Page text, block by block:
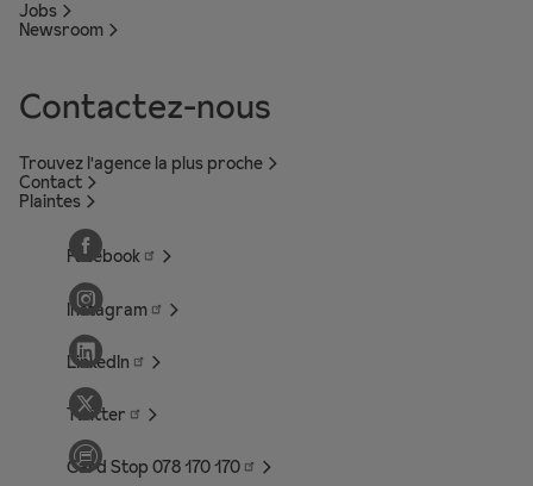
Jobs
Newsroom
Contactez-nous
Trouvez l'agence la plus proche
Contact
Plaintes
Facebook
Instagram
LinkedIn
Twitter
Card Stop 078 170170